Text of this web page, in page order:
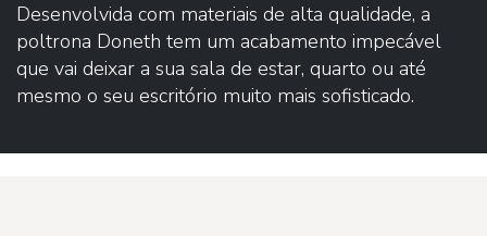
Desenvolvida com materiais de alta qualidade, a
poltrona Doneth tem um acabamento impecável
que vai deixar a sua sala de estar, quarto ou até
mesmo o seu escritório muito mais sofisticado.